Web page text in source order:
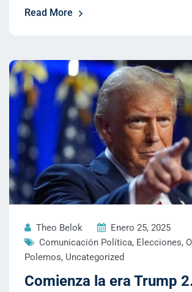
Read More
Theo Belok
Enero 25, 2025
Comunicación Política, Elecciones,
Polemos, Uncategorized
Comienza la era Trump